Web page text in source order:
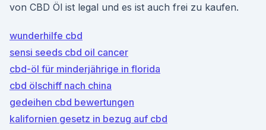
von CBD Öl ist legal und es ist auch frei zu kaufen.
wunderhilfe cbd
sensi seeds cbd oil cancer
cbd-öl für minderjährige in florida
cbd ölschiff nach china
gedeihen cbd bewertungen
kalifornien gesetz in bezug auf cbd